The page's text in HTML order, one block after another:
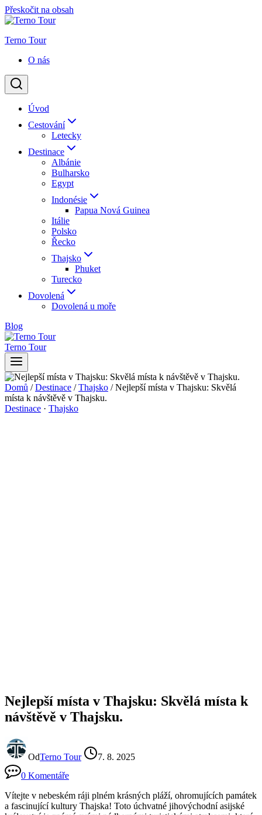
Přeskočit na obsah
Terno Tour
O nás
Úvod
Cestování
Letecky
Destinace
Albánie
Bulharsko
Egypt
Indonésie
Papua Nová Guinea
Itálie
Polsko
Řecko
Thajsko
Phuket
Turecko
Dovolená
Dovolená u moře
Blog
Terno Tour
Domů / Destinace / Thajsko / Nejlepší místa v Thajsku: Skvělá
místa k návštěvě v Thajsku.
Destinace · Thajsko
Nejlepší místa v Thajsku: Skvělá místa k
návštěvě v Thajsku.
OdTerno Tour
7. 8. 2025
0 Komentáře
Vítejte v nebeském ráji plném krásných pláží, ohromujících památek
a fascinující kultury Thajska! Toto úchvatné jihovýchodní asijské